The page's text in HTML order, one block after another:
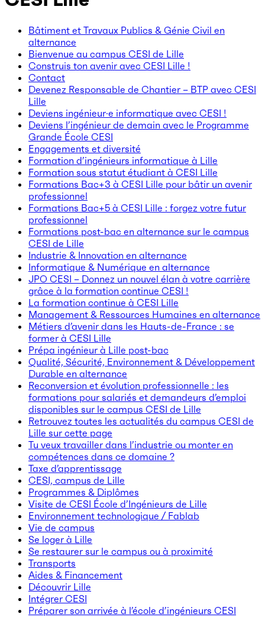
Bâtiment et Travaux Publics & Génie Civil en
alternance
Bienvenue au campus CESI de Lille
Construis ton avenir avec CESI Lille !
Contact
Devenez Responsable de Chantier – BTP avec CESI
Lille
Deviens ingénieur·e informatique avec CESI !
Deviens l’ingénieur de demain avec le Programme
Grande École CESI
Engagements et diversité
Formation d’ingénieurs informatique à Lille
Formation sous statut étudiant à CESI Lille
Formations Bac+3 à CESI Lille pour bâtir un avenir
professionnel
Formations Bac+5 à CESI Lille : forgez votre futur
professionnel
Formations post-bac en alternance sur le campus
CESI de Lille
Industrie & Innovation en alternance
Informatique & Numérique en alternance
JPO CESI – Donnez un nouvel élan à votre carrière
grâce à la formation continue CESI !
La formation continue à CESI Lille
Management & Ressources Humaines en alternance
Métiers d’avenir dans les Hauts-de-France : se
former à CESI Lille
Prépa ingénieur à Lille post-bac
Qualité, Sécurité, Environnement & Développement
Durable en alternance
Reconversion et évolution professionnelle : les
formations pour salariés et demandeurs d’emploi
disponibles sur le campus CESI de Lille
Retrouvez toutes les actualités du campus CESI de
Lille sur cette page
Tu veux travailler dans l’industrie ou monter en
compétences dans ce domaine ?
Taxe d’apprentissage
CESI, campus de Lille
Programmes & Diplômes
Visite de CESI École d’Ingénieurs de Lille
Environnement technologique / Fablab
Vie de campus
Se loger à Lille
Se restaurer sur le campus ou à proximité
Transports
Aides & Financement
Découvrir Lille
Intégrer CESI
Préparer son arrivée à l’école d’ingénieurs CESI